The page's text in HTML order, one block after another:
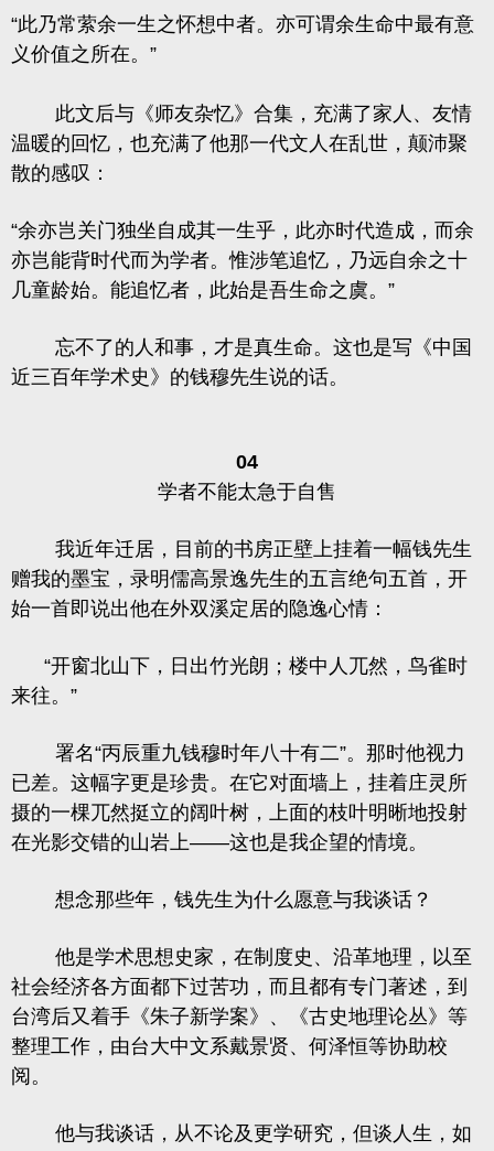
“此乃常萦余一生之怀想中者。亦可谓余生命中最有意
义价值之所在。”
此文后与《师友杂忆》合集，充满了家人、友情
温暖的回忆，也充满了他那一代文人在乱世，颠沛聚
散的感叹：
“余亦岂关门独坐自成其一生乎，此亦时代造成，而余
亦岂能背时代而为学者。惟涉笔追忆，乃远自余之十
几童龄始。能追忆者，此始是吾生命之虞。”
忘不了的人和事，才是真生命。这也是写 《中国
近三百年学术史》 的钱穆先生说的话。
04
学者不能太急于自售
我近年迁居，目前的书房正壁上挂着一幅钱先生
赠我的墨宝，录明儒高景逸先生的五言绝句五首，开
始一首即说出他在外双溪定居的隐逸心情：
“开窗北山下，日出竹光朗；楼中人兀然，鸟雀时
来往。”
署名“丙辰重九钱穆时年八十有二”。那时他视力
已差。这幅字更是珍贵。在它对面墙上，挂着庄灵所
摄的一棵兀然挺立的阔叶树，上面的枝叶明晰地投射
在光影交错的山岩上——这也是我企望的情境。
想念那些年，钱先生为什么愿意与我谈话？
他是学术思想史家，在制度史、沿革地理，以至
社会经济各方面都下过苦功，而且都有专门著述，到
台湾后又着手《朱子新学案》、《古史地理论丛》等
整理工作，由台大中文系戴景贤、何泽恒等协助校
阅。
他与我谈话，从不论及更学研究，但谈人生，如